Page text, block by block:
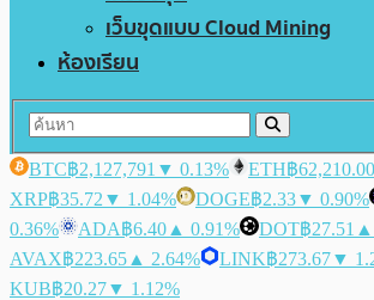
เว็บขุดแบบ Cloud Mining
ห้องเรียน
BTC฿2,127,791 ▼ 0.13% ETH฿62,210.00
XRP฿35.72 ▼ 1.04% DOGE฿2.33▼ 0.90%
0.36%
ADA฿6.40 ▲ 0.91% DOT฿27.51 ▲
AVAX฿223.65 ▲ 2.64% LINK฿273.67▼
KUB฿20.27▼ 1.12%